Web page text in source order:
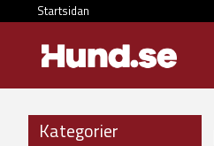
Startsidan
Kategorier